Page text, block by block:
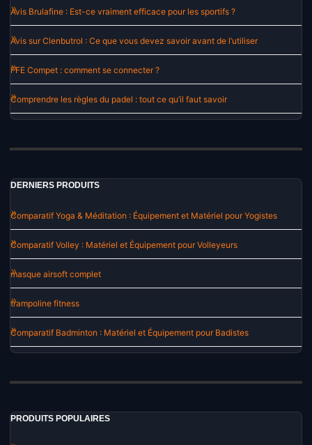
Avis Brulafine : Est-ce vraiment efficace pour les sportifs ?
Avis sur Clenbutrol : Ce que vous devez savoir avant de l’utiliser
FFE Compet : comment se connecter ?
Comprendre les règles du padel : tout ce qu’il faut savoir
DERNIERS PRODUITS
Comparatif Yoga & Méditation : Équipement et Matériel pour Yogistes
Comparatif Volley : Matériel et Équipement pour Volleyeurs
masque airsoft complet
trampoline fitness
Comparatif Badminton : Matériel et Équipement pour Badistes
PRODUITS POPULAIRES